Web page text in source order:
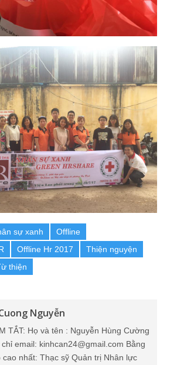
sự xanh
Offline
Offline Hr 2017
Thiện nguyện
thiện
Nguyễn
TẮT: Họ và tên : Nguyễn Hùng Cường
email: kinhcan24@gmail.com Bằng
cao nhất: Thạc sỹ Quản trị Nhân lực